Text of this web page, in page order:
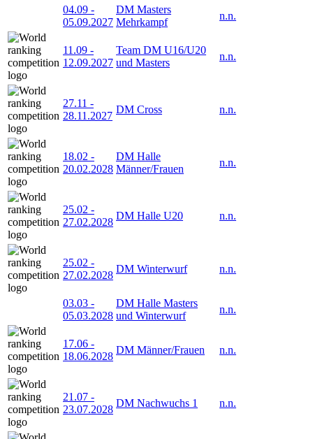
04.09 -
05.09.2027
DM Masters
Mehrkampf
n.n.
11.09 -
12.09.2027
Team DM U16/U20
und Masters
n.n.
27.11 -
28.11.2027
DM Cross n.n.
18.02 -
20.02.2028
DM Halle
Männer/Frauen
n.n.
25.02 -
27.02.2028
DM Halle U20 n.n.
25.02 -
27.02.2028
DM Winterwurf n.n.
03.03 -
05.03.2028
DM Halle Masters
und Winterwurf
n.n.
17.06 -
18.06.2028
DM Männer/Frauen n.n.
21.07 -
23.07.2028
DM Nachwuchs 1 n.n.